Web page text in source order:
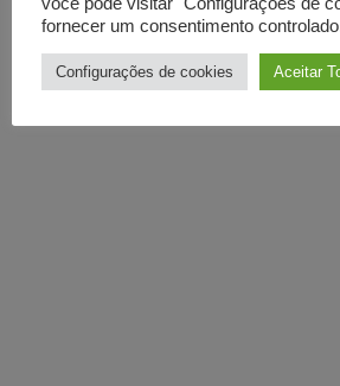
fornecer um consentimento
Configurações de cookies Aceitar